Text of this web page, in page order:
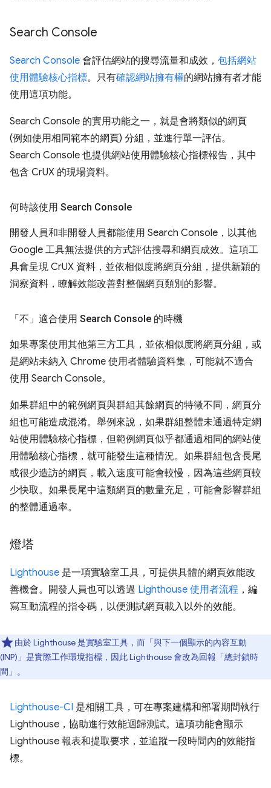
Search Console
Search Console 會評估網站的搜尋流量和成效， 包括網站
使用體驗核心指標。只有確認網站擁有權的網站擁有者才能
使用這項功能。
Search Console 的實用功能之一，就是會將類似的網頁
(例如使用相同範本的網頁) 分組，並進行單一評估。
Search Console 也提供網站使用體驗核心指標報告，其中
包含 CrUX 的現場資料。
何時該使用 Search Console
開發人員和非開發人員都能使用 Search Console，以其他
Google 工具無法提供的方式評估搜尋和網頁成效。這項工
具會呈現 CrUX 資料，並依相似度將網頁分組，提供新穎的
洞察資料，瞭解效能改善對整個網頁類別的影響。
「不」 適合使用 Search Console 的時機
如果專案使用其他第三方工具，並依相似度將網頁分組，或
是網站未納入 Chrome 使用者體驗資料集，可能就不適合
使用 Search Console。
如果群組中的範例網頁與群組其餘網頁的特徵不同，網頁分
組也可能造成混淆。舉例來說，如果群組整體未通過特定網
站使用體驗核心指標，但範例網頁似乎都通過相同的網站使
用體驗核心指標，就可能發生這種情況。如果群組包含長尾
或很少造訪的網頁，載入速度可能會較慢，因為這些網頁較
少快取。如果長尾中這類網頁的數量充足，可能會影響群組
的整體通過率。
燈塔
Lighthouse 是一項實驗室工具，可提供具體的網頁效能改
善機會。開發人員也可以透過 Lighthouse 使用者流程 ，編
寫互動流程的指令碼，以便測試網頁載入以外的效能。
由於 Lighthouse 是實驗室工具，而「與下一個顯示的內容互動
(INP)」 是實際工作環境指標，因此 Lighthouse 會改為回報「總封鎖時
間」 。
Lighthouse-CI 是相關工具，可在專案建構和部署期間執行
Lighthouse，協助進行效能迴歸測試。這項功能會顯示
Lighthouse 報表和提取要求，並追蹤一段時間內的效能指
標。